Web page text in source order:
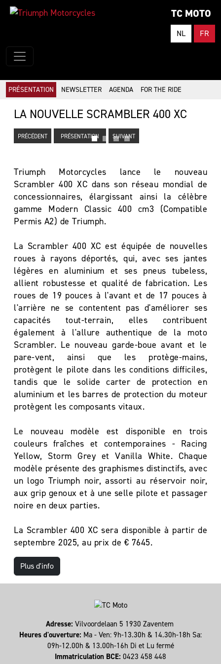
TC MOTO
NL FR
PRÉSENTATION NEWSLETTER AGENDA FOR THE RIDE
LA NOUVELLE SCRAMBLER 400 XC
PRÉCÉDENT PRÉSENTATION SUIVANT
Triumph Motorcycles lance le nouveau
Scrambler 400 XC dans son réseau mondial de
concessionnaires, élargissant ainsi la célèbre
gamme Modern Classic 400 cm3 (Compatible
Permis A2) de Triumph.
La Scrambler 400 XC est équipée de nouvelles
roues à rayons déportés, qui, avec ses jantes
légères en aluminium et ses pneus tubeless,
allient robustesse et qualité de fabrication. Les
roues de 19 pouces à l'avant et de 17 pouces à
l'arrière ne se contentent pas d'améliorer ses
capacités tout-terrain, elles contribuent
également à l'allure authentique de la moto
Scrambler. Le nouveau garde-boue avant et le
pare-vent, ainsi que les protège-mains,
protègent le pilote dans les conditions difficiles,
tandis que le solide carter de protection en
aluminium et les barres de protection du moteur
protègent les composants vitaux.
Le nouveau modèle est disponible en trois
couleurs fraîches et contemporaines - Racing
Yellow, Storm Grey et Vanilla White. Chaque
modèle présente des graphismes distinctifs, avec
un logo Triumph noir, assorti au réservoir noir,
aux grip genoux et à une selle pilote et passager
noire en deux parties.
La Scrambler 400 XC sera disponible à partir de
septembre 2025, au prix de € 7645.
Plus d'info
Adresse: Vilvoordelaan 5 1930 Zaventem
Heures d'ouverture: Ma - Ven: 9h-13.30h & 14.30h-18h Sa:
09h-12.00h & 13.00h-16h Di et Lu fermé
Immatriculation BCE: 0423 458 448